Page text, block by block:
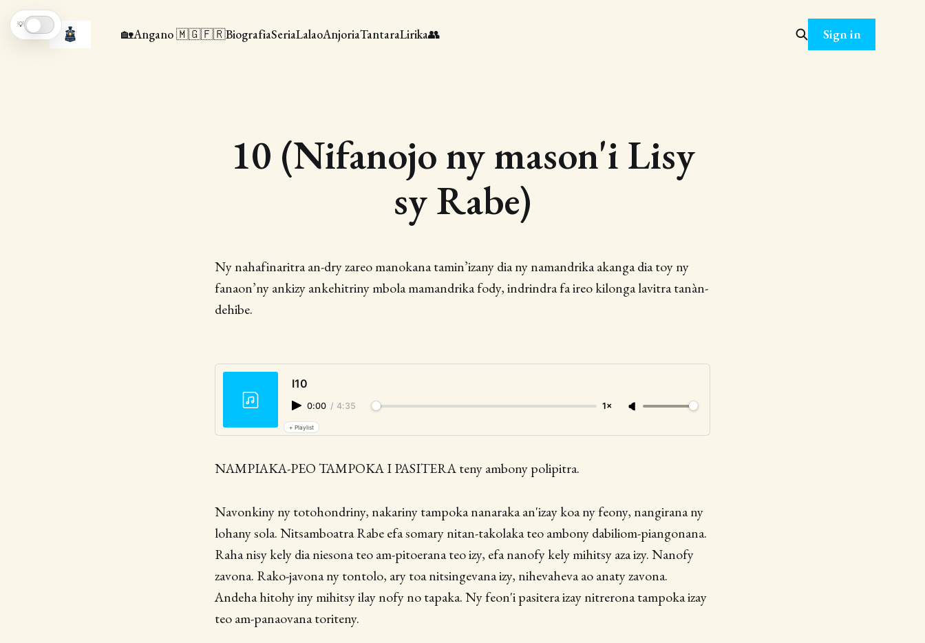
🏡Angano 🇲🇬🇫🇷BiografiaSeriaLalaoAnjoriaTantaraLirika👥 Sign in
10 (Nifanojo ny mason'i Lisy
sy Rabe)
Ny nahafinaritra an-dry zareo manokana tamin’izany dia ny namandrika akanga dia toy ny
fanaon’ny ankizy ankehitriny mbola mamandrika fody, indrindra fa ireo kilonga lavitra tanàn-
dehibe.
I10
0:00 / 4:35 1×
+ Playlist
NAMPIAKA-PEO TAMPOKA I PASITERA teny ambony polipitra.
Navonkiny ny totohondriny, nakariny tampoka nanaraka an'izay koa ny feony, nangirana ny
lohany sola. Nitsamboatra Rabe efa somary nitan-takolaka teo ambony dabiliom-piangonana.
Raha nisy kely dia niesona teo am-pitoerana teo izy, efa nanofy kely mihitsy aza izy. Nanofy
zavona. Rako-javona ny tontolo, ary toa nitsingevana izy, nihevaheva ao anaty zavona.
Andeha hitohy iny mihitsy ilay nofy no tapaka. Ny feon'i pasitera izay nitrerona tampoka izay
teo am-panaovana toriteny.
💡